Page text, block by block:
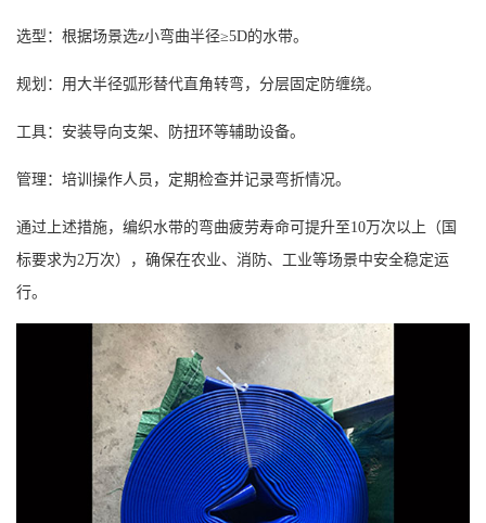
选型：根据场景选z小弯曲半径≥5D的水带。
规划：用大半径弧形替代直角转弯，分层固定防缠绕。
工具：安装导向支架、防扭环等辅助设备。
管理：培训操作人员，定期检查并记录弯折情况。
通过上述措施，编织水带的弯曲疲劳寿命可提升至10万次以上（国
标要求为2万次），确保在农业、消防、工业等场景中安全稳定运
行。